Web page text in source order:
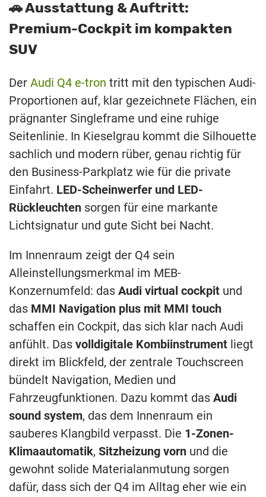
🚗 Ausstattung & Auftritt:
Premium-Cockpit im kompakten
SUV
Der Audi Q4 e-tron tritt mit den typischen Audi-
Proportionen auf, klar gezeichnete Flächen, ein
prägnanter Singleframe und eine ruhige
Seitenlinie. In Kieselgrau kommt die Silhouette
sachlich und modern rüber, genau richtig für
den Business-Parkplatz wie für die private
Einfahrt. LED-Scheinwerfer und LED-
Rückleuchten sorgen für eine markante
Lichtsignatur und gute Sicht bei Nacht.
Im Innenraum zeigt der Q4 sein
Alleinstellungsmerkmal im MEB-
Konzernumfeld: das Audi virtual cockpit und
das MMI Navigation plus mit MMI touch
schaffen ein Cockpit, das sich klar nach Audi
anfühlt. Das volldigitale Kombiinstrument liegt
direkt im Blickfeld, der zentrale Touchscreen
bündelt Navigation, Medien und
Fahrzeugfunktionen. Dazu kommt das Audi
sound system, das dem Innenraum ein
sauberes Klangbild verpasst. Die 1-Zonen-
Klimaautomatik, Sitzheizung vorn und die
gewohnt solide Materialanmutung sorgen
dafür, dass sich der Q4 im Alltag eher wie ein